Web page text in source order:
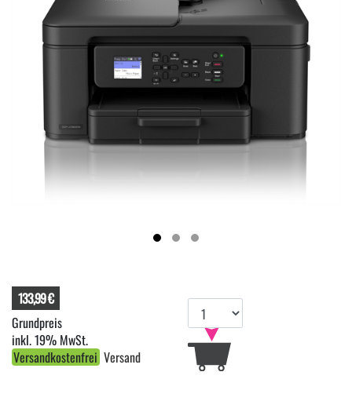
133,99 €
inkl. 19% MwSt.
Versandkostenfrei Versand